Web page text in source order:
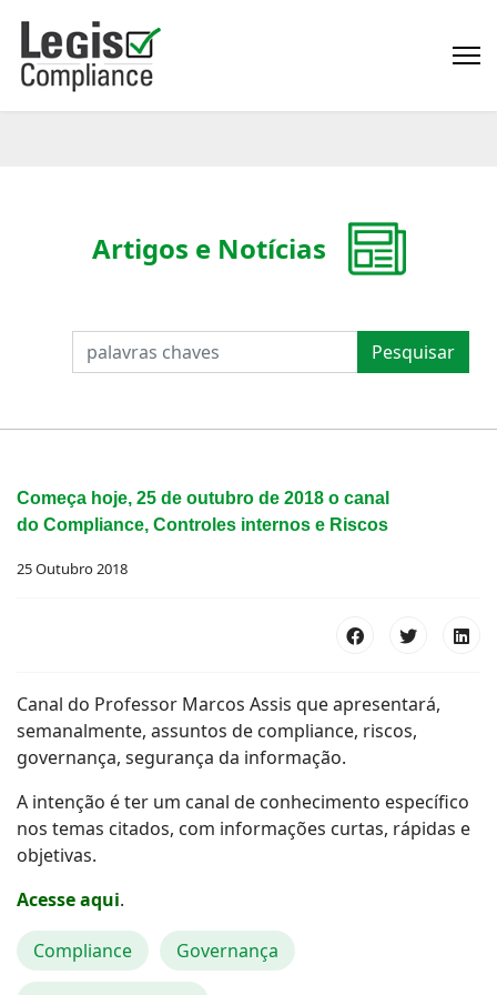
PESQUISAR Pesquisar
Artigos e Notícias
Começa hoje, 25 de outubro de 2018 o canal
do Compliance, Controles internos e Riscos
25 Outubro 2018
Canal do Professor Marcos Assis que apresentará,
semanalmente, assuntos de compliance, riscos,
governança, segurança da informação.
A intenção é ter um canal de conhecimento específico
nos temas citados, com informações curtas, rápidas e
objetivas.
Acesse aqui.
Compliance Governança